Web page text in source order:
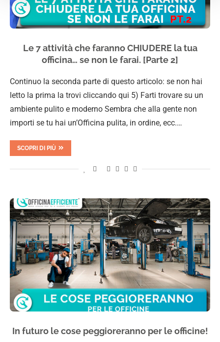
Le 7 attività che faranno CHIUDERE la tua
officina… se non le farai. [Parte 2]
Continuo la seconda parte di questo articolo: se non hai
letto la prima la trovi cliccando qui 5) Farti trovare su un
ambiente pulito e moderno Sembra che alla gente non
importi se tu hai un’Officina pulita, in ordine, ecc.…
SCOPRI DI PIÙ
In futuro le cose peggioreranno per le officine!